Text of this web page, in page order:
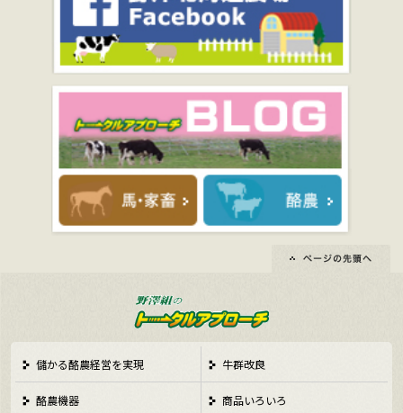
儲かる酪農経営を実現 牛群改良
酪農機器 商品いろいろ